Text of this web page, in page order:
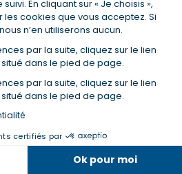
En cliquant sur « Je choisis »,
cookies que vous acceptez. Si
n’en utiliserons aucun.
par la suite, cliquez sur le lien
dans le pied de page.
par la suite, cliquez sur le lien
dans le pied de page.
certifiés par
Ok pour moi
la souscription
n'est pas obligatoire.
peut cependant vous
une, ou l'exiger dans le
si vous empruntez
par exemple pour acheter
le capital emprunté.